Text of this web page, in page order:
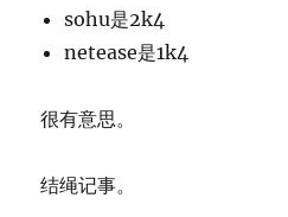
sohu是2k4
netease是1k4
很有意思。
结绳记事。